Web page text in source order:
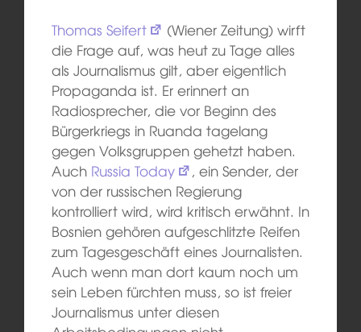
Thomas Seifert
(Wiener Zeitung) wirft
die Frage auf, was heut zu Tage alles
als Journalismus gilt, aber eigentlich
Propaganda ist. Er erinnert an
Radiosprecher, die vor Beginn des
Bürgerkriegs in Ruanda tagelang
gegen Volksgruppen gehetzt haben.
Auch Russia Today
, ein Sender, der
von der russischen Regierung
kontrolliert wird, wird kritisch erwähnt. In
Bosnien gehören aufgeschlitzte Reifen
zum Tagesgeschäft eines Journalisten.
Auch wenn man dort kaum noch um
sein Leben fürchten muss, so ist freier
Journalismus unter diesen